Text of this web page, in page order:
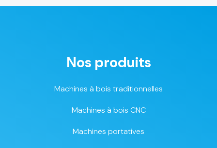
Nos produits
Machines à bois traditionnelles
Machines à bois CNC
Machines portatives